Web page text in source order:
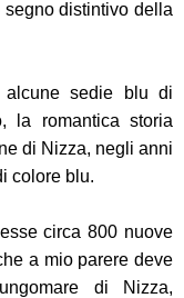
distintivo della
sedie blu di
la romantica storia
di Nizza, negli anni
colore blu.
circa 800 nuove
a mio parere deve
di Nizza,